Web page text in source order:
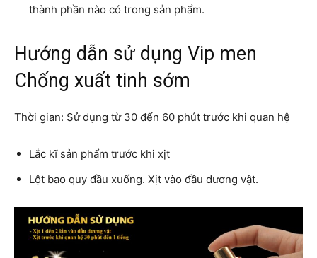
thành phần nào có trong sản phẩm.
Hướng dẫn sử dụng Vip men
Chống xuất tinh sớm
Thời gian: Sử dụng từ 30 đến 60 phút trước khi quan hệ
Lắc kĩ sản phẩm trước khi xịt
Lột bao quy đầu xuống. Xịt vào đầu dương vật.